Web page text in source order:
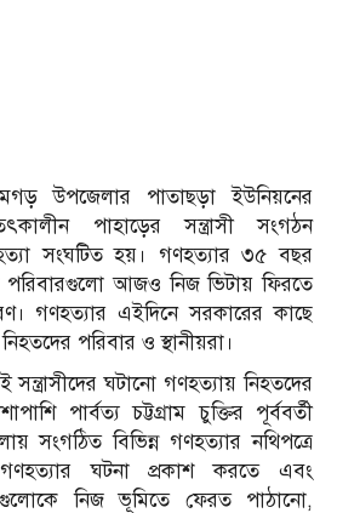
উপজেলার পাতাছড়া ইউনিয়নের
পাহাড়ের সন্ত্রাসী সংগঠন
সংঘটিত হয়। গণহত্যার ৩৫ বছর
পরিবারগুলো আজও নিজ ভিটায় ফিরতে
গণহত্যার এইদিনে সরকারের কাছে
পরিবার ও স্থানীয়রা।
ঘটানো গণহত্যায় নিহতদের
পার্বত্য চট্টগ্রাম চুক্তির পূর্ববর্তী
সংগঠিত বিভিন্ন গণহত্যার নথিপত্রে
ঘটনা প্রকাশ করতে এবং
গুলোকে নিজ ভূমিতে ফেরত পাঠানো,